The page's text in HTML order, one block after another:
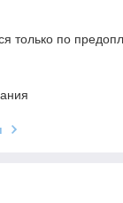
только по